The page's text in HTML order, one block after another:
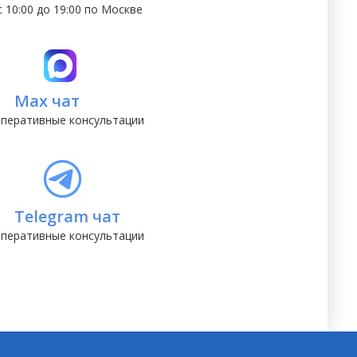
10:00 до 19:00 по Москве
Max чат
консультации
Telegram чат
консультации